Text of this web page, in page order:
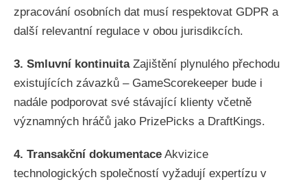
zpracování osobních dat musí respektovat GDPR a
další relevantní regulace v obou jurisdikcích.
3. Smluvní kontinuitaZajištění plynulého přechodu
existujících závazků – GameScorekeeper bude i
nadále podporovat své stávající klienty včetně
významných hráčů jako PrizePicks a DraftKings.
4. Transakční dokumentace Akvizice
technologických společností vyžadují expertízu v